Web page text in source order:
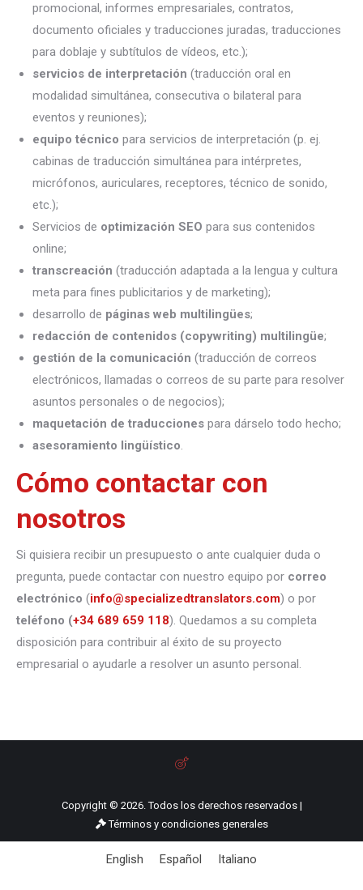
promocional, informes empresariales, contratos,
documento oficiales y traducciones juradas, traducciones
para doblaje y subtítulos de vídeos, etc.);
servicios de interpretación (traducción oral en
modalidad simultánea, consecutiva o bilateral para
eventos y reuniones);
equipo técnico para servicios de interpretación (p. ej.
cabinas de traducción simultánea para intérpretes,
micrófonos, auriculares, receptores, técnico de sonido,
etc.);
Servicios de optimización SEO para sus contenidos
online;
transcreación (traducción adaptada a la lengua y cultura
meta para fines publicitarios y de marketing);
desarrollo de páginas web multilingües;
redacción de contenidos (copywriting) multilingüe;
gestión de la comunicación (traducción de correos
electrónicos, llamadas o correos de su parte para resolver
asuntos personales o de negocios);
maquetación de traducciones para dárselo todo hecho;
asesoramiento lingüístico.
Cómo contactar con
nosotros
Si quisiera recibir un presupuesto o ante cualquier duda o
pregunta, puede contactar con nuestro equipo por correo
electrónico (info@specializedtranslators.com) o por
teléfono (+34 689 659 118). Quedamos a su completa
disposición para contribuir al éxito de su proyecto
empresarial o ayudarle a resolver un asunto personal.
Copyright © 2026. Todos los derechos reservados |
Términos y condiciones generales
English Español Italiano